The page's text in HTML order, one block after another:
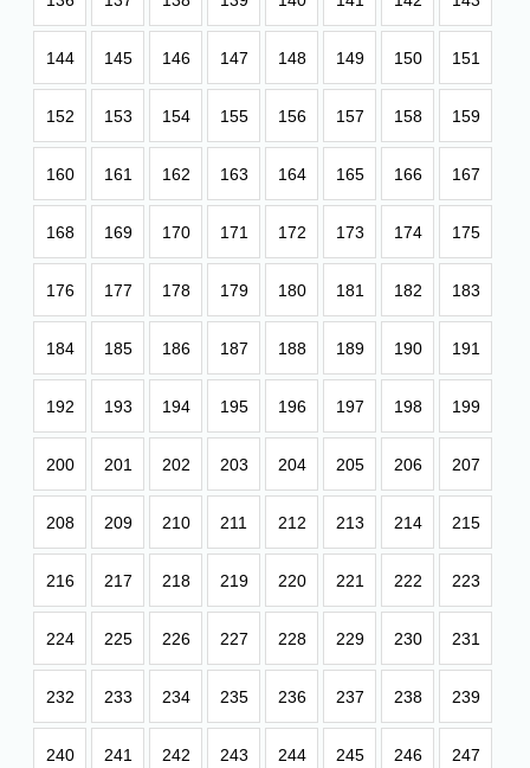
144 145 146 147 148 149 150 151
152 153 154 155 156 157 158 159
160 161 162 163 164 165 166 167
168 169 170 171 172 173 174 175
176 177 178 179 180 181 182 183
184 185 186 187 188 189 190 191
192 193 194 195 196 197 198 199
200 201 202 203 204 205 206 207
208 209 210 211 212 213 214 215
216 217 218 219 220 221 222 223
224 225 226 227 228 229 230 231
232 233 234 235 236 237 238 239
240 241 242 243 244 245 246 247